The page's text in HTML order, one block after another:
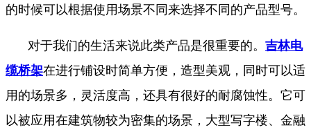
的时候可以根据使用场景不同来选择不同的产品型号。
对于我们的生活来说此类产品是很重要的。 吉林电
缆桥架在进行铺设时简单方便，造型美观，同时可以适
用的场景多，灵活度高，还具有很好的耐腐蚀性。它可
以被应用在建筑物较为密集的场景，大型写字楼、金融